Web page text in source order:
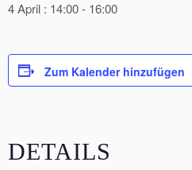
4 April : 14:00- 16:00
Zum Kalender hinzufügen
DETAILS